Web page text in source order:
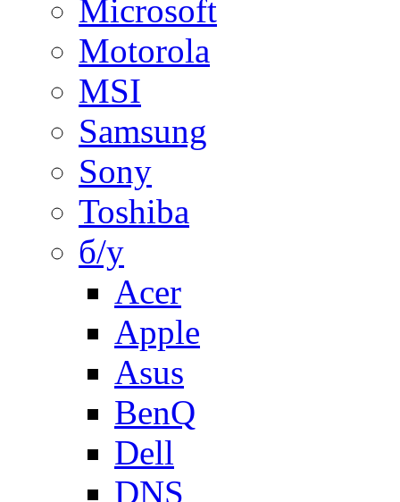
Microsoft
Motorola
MSI
Samsung
Sony
Toshiba
б/у
Acer
Apple
Asus
BenQ
Dell
DNS